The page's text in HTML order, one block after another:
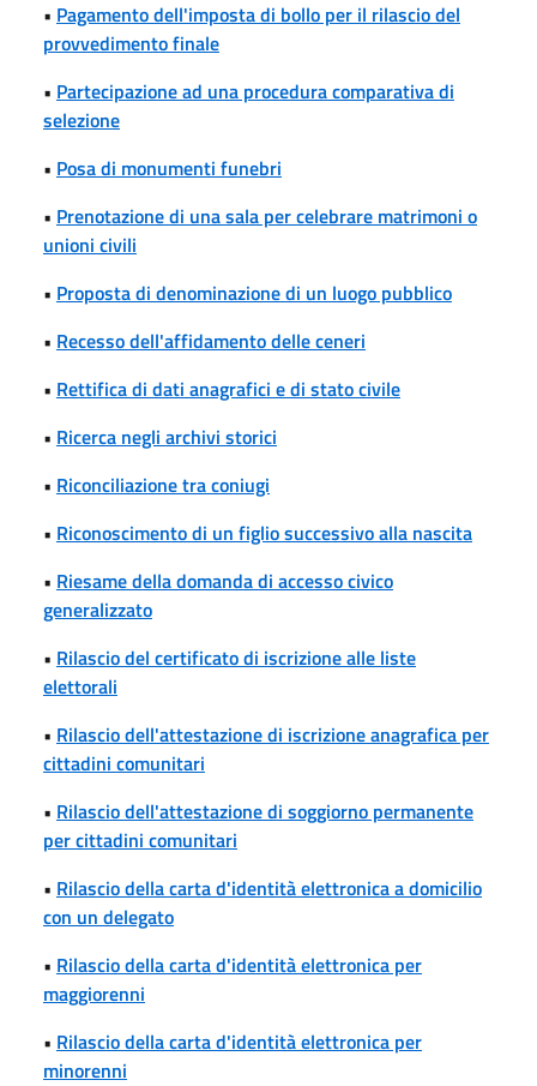
• Pagamento dell'imposta di bollo per il rilascio del
provvedimento finale
• Partecipazione ad una procedura comparativa di
selezione
• Posa di monumenti funebri
• Prenotazione di una sala per celebrare matrimoni o
unioni civili
• Proposta di denominazione di un luogo pubblico
• Recesso dell'affidamento delle ceneri
• Rettifica di dati anagrafici e di stato civile
• Ricerca negli archivi storici
• Riconciliazione tra coniugi
• Riconoscimento di un figlio successivo alla nascita
• Riesame della domanda di accesso civico
generalizzato
• Rilascio del certificato di iscrizione alle liste
elettorali
• Rilascio dell'attestazione di iscrizione anagrafica per
cittadini comunitari
• Rilascio dell'attestazione di soggiorno permanente
per cittadini comunitari
• Rilascio della carta d'identità elettronica a domicilio
con un delegato
• Rilascio della carta d'identità elettronica per
maggiorenni
• Rilascio della carta d'identità elettronica per
minorenni